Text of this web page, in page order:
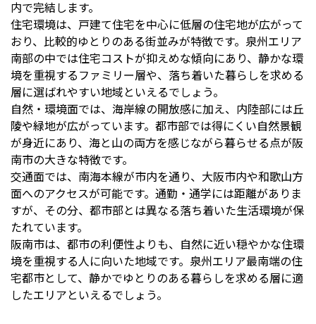
内で完結します。
住宅環境は、戸建て住宅を中心に低層の住宅地が広がって
おり、比較的ゆとりのある街並みが特徴です。泉州エリア
南部の中では住宅コストが抑えめな傾向にあり、静かな環
境を重視するファミリー層や、落ち着いた暮らしを求める
層に選ばれやすい地域といえるでしょう。
自然・環境面では、海岸線の開放感に加え、内陸部には丘
陵や緑地が広がっています。都市部では得にくい自然景観
が身近にあり、海と山の両方を感じながら暮らせる点が阪
南市の大きな特徴です。
交通面では、南海本線が市内を通り、大阪市内や和歌山方
面へのアクセスが可能です。通勤・通学には距離がありま
すが、その分、都市部とは異なる落ち着いた生活環境が保
たれています。
阪南市は、都市の利便性よりも、自然に近い穏やかな住環
境を重視する人に向いた地域です。泉州エリア最南端の住
宅都市として、静かでゆとりのある暮らしを求める層に適
したエリアといえるでしょう。